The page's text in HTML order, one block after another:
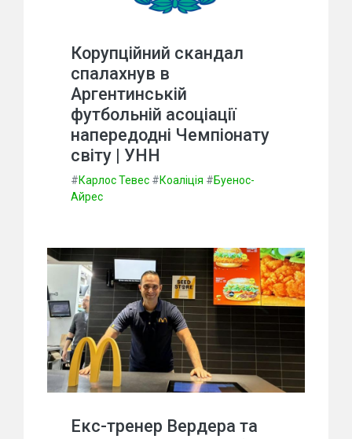
Корупційний скандал
спалахнув в
Аргентинській
футбольній асоціації
напередодні Чемпіонату
світу | УНН
#Карлос Тевес #Коаліція #Буенос-
Айрес
Екс-тренер Вердера та